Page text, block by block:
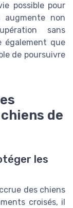
possible pour
augmente non
sans
également que
de poursuivre
de
les
des chiens
croisés, il